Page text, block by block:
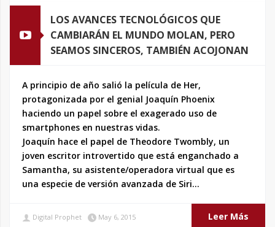
LOS AVANCES TECNOLÓGICOS QUE
CAMBIARÁN EL MUNDO MOLAN, PERO
SEAMOS SINCEROS, TAMBIÉN ACOJONAN
A principio de año salió la película de Her,
protagonizada por el genial Joaquín Phoenix
haciendo un papel sobre el exagerado uso de
smartphones en nuestras vidas.
Joaquín hace el papel de Theodore Twombly, un
joven escritor introvertido que está enganchado a
Samantha, su asistente/operadora virtual que es
una especie de versión avanzada de Siri…
Digital Prophet May 6, 2015 Leer Más